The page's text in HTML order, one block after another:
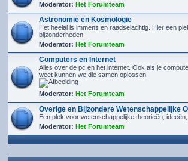
Moderator: Het Forumteam
Astronomie en Kosmologie
Het heelal is immens en raadselachtig. Hier een
bijzonderheden
Moderator: Het Forumteam
Computers en Internet
Alles over de pc en het internet. Ook als je
weet kunnen we die samen oplossen
Moderator: Het Forumteam
Overige en Bijzondere Wetenschappelijke
Een plek voor wetenschappelijke theorieën,
Moderator: Het Forumteam